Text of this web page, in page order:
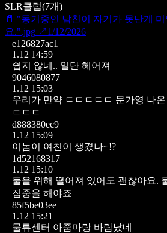
SLR클럽(7개)
📄 "동거중인 남친이 자기가 못난게
요.".jpg ↗ 1/12/2026
e126827ac1
1.12 14:59
쉽지 않네.. 일단 헤어져
9046080877
1.12 15:03
우리가 만약 ㄷㄷㄷㄷㄷ 문가영 나
ㄷㄷㄷ
d888380ec9
1.12 15:09
이놈이 여친이 생겼나~!?
1d52168317
1.12 15:10
둘을 위해 떨어져 있어도 괜찮아요.
집중을 해야죠
85f5be03ee
1.12 15:21
물류센터 아줌마랑 바람났네